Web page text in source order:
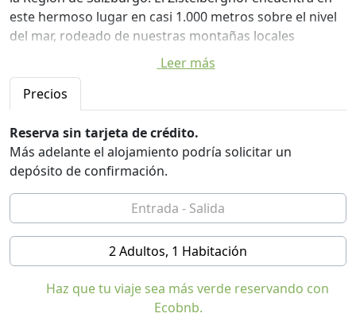
este hermoso lugar en casi 1.000 metros sobre el nivel
del mar, rodeado de nuestras montañas locales
Hochkönig, Hagengebirge y Hochthron. Werfenweng
se encuentra en una zona céntrica de Salzburgo, desde
donde se puede experimentar muchos destinos y
atractivos. Una de las terrazas más bonitas de
Werfenweng con vistas a las montañas Tennen y Hagen
y el Hochkönig invitan a la relajación.
Los que prefieren un hogareño, se sentirá como en
casa en nuestras 30 habitaciones. Las habitaciones
están decoradas con muebles de madera, con ducha,
WC, TV, la mayoría con WiFi y con grandes ventanales, la
mayoría de las habitaciones están adaptadas para
Sala de miel: habitación sin teñir todo de madera. La
Leer más
Precios
Reserva sin tarjeta de crédito.
Más adelante el alojamiento podría solicitar un
depósito de confirmación.
2 Adultos, 1 Habitación
Haz que tu viaje sea más verde reservando con
Ecobnb.